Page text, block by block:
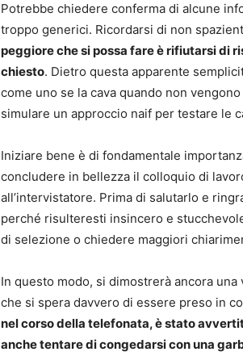
Potrebbe chiedere conferma di alcune
troppo generici. Ricordarsi di non
peggiore che si possa fare è rifiutarsi di
chiesto. Dietro questa apparente
come uno se la cava quando non
simulare un approccio naif per testare le
Iniziare bene è di fondamentale
concludere in bellezza il colloquio di
all’intervistatore. Prima di salutarlo e
perché risulteresti insincero e
di selezione o chiedere maggiori
In questo modo, si dimostrerà ancora
che si spera davvero di essere preso in
nel corso della telefonata, è stato
anche tentare di congedarsi con una